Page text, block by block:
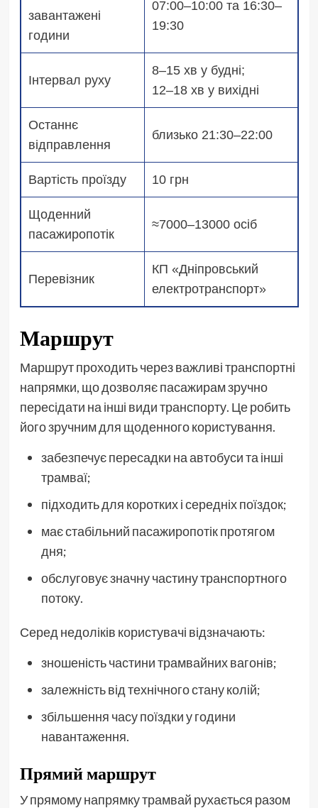
завантажені
години
07:00–10:00 та 16:30–
19:30
Інтервал руху
8–15 хв у будні;
12–18 хв у вихідні
Останнє
відправлення
близько 21:30–22:00
Вартість проїзду 10 грн
Щоденний
пасажиропотік
≈7000–13000 осіб
Перевізник
КП «Дніпровський
електротранспорт»
Маршрут
Маршрут проходить через важливі транспортні
напрямки, що дозволяє пасажирам зручно
пересідати на інші види транспорту. Це робить
його зручним для щоденного користування.
забезпечує пересадки на автобуси та інші
трамваї;
підходить для коротких і середніх поїздок;
має стабільний пасажиропотік протягом
дня;
обслуговує значну частину транспортного
потоку.
Серед недоліків користувачі відзначають:
зношеність частини трамвайних вагонів;
залежність від технічного стану колій;
збільшення часу поїздки у години
навантаження.
Прямий маршрут
У прямому напрямку трамвай рухається разом